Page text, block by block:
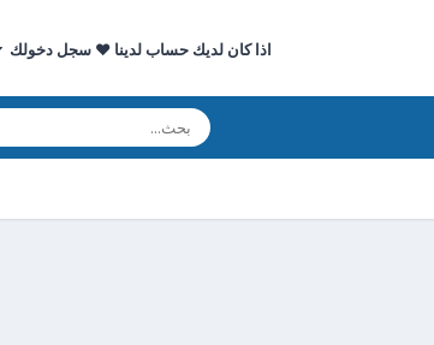
اذا كان لديك حساب لدينا ♥ سجل دخولك